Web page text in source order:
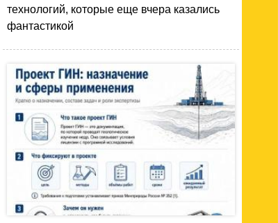
технологий, которые еще вчера казались
фантастикой